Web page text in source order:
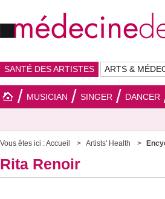
SANTÉ DES ARTISTES ARTS &
MUSICIAN SINGER DANCER
Vous êtes ici :Accueil Artists' Health
Rita Renoir